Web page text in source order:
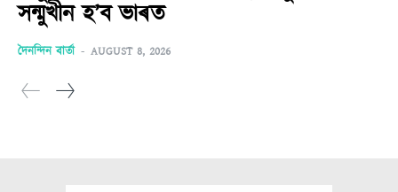
সন্মুখীন হ’ব ভাৰত
দৈনন্দিন বাৰ্তা - AUGUST 8, 2026